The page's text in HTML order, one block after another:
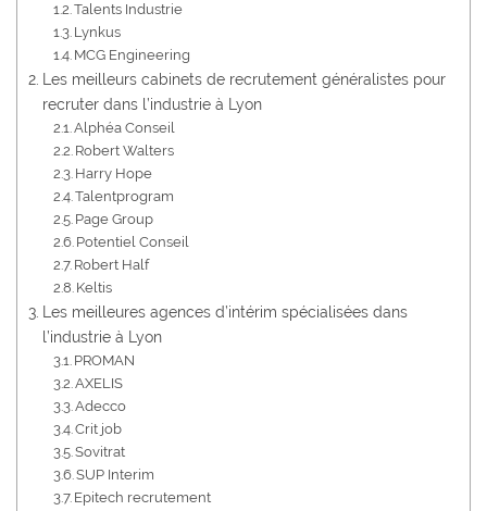
Talents Industrie
Lynkus
MCG Engineering
Les meilleurs cabinets de recrutement généralistes pour
recruter dans l’industrie à Lyon
Alphéa Conseil
Robert Walters
Harry Hope
Talentprogram
Page Group
Potentiel Conseil
Robert Half
Keltis
Les meilleures agences d’intérim spécialisées dans
l’industrie à Lyon
PROMAN
AXELIS
Adecco
Crit job
Sovitrat
SUP Interim
Epitech recrutement